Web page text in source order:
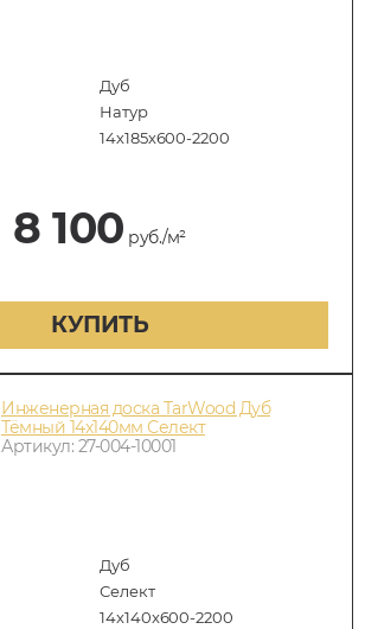
Дуб
Натур
14х185х600-2200
8 100 руб./м²
КУПИТЬ
Инженерная доска TarWood Дуб
Тёмный 14х140мм Селект
Артикул: 27-004-10001
Дуб
Селект
14x140x600-2200